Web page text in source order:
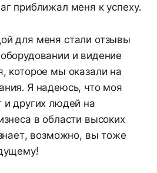
приближал меня к успеху.
для меня стали отзывы
и видение
которое мы оказали на
Я надеюсь, что моя
и других людей на
в области высоких
возможно, вы тоже